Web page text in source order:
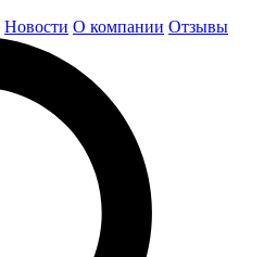
Новости О компании Отзывы